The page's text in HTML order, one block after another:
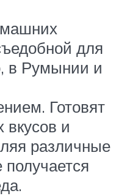
для
в Румынии и
Готовят
вкусов и
различные